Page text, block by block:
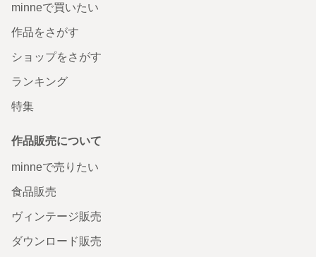
minneで買いたい
作品をさがす
ショップをさがす
ランキング
特集
作品販売について
minneで売りたい
食品販売
ヴィンテージ販売
ダウンロード販売